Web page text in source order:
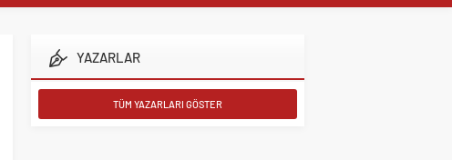
YAZARLAR
TÜM YAZARLARI GÖSTER